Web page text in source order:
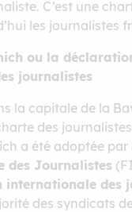
C’est une
les journalistes
ou la
journalistes
la capitale de la
des
a été adoptée par
des Journalistes
internationale des
des syndicats